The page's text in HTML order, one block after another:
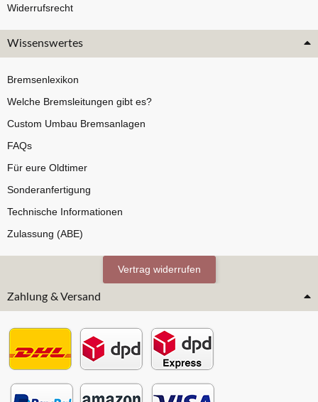
Widerrufsrecht
Wissenswertes
Bremsenlexikon
Welche Bremsleitungen gibt es?
Custom Umbau Bremsanlagen
FAQs
Für eure Oldtimer
Sonderanfertigung
Technische Informationen
Zulassung (ABE)
Vertrag widerrufen
Zahlung & Versand